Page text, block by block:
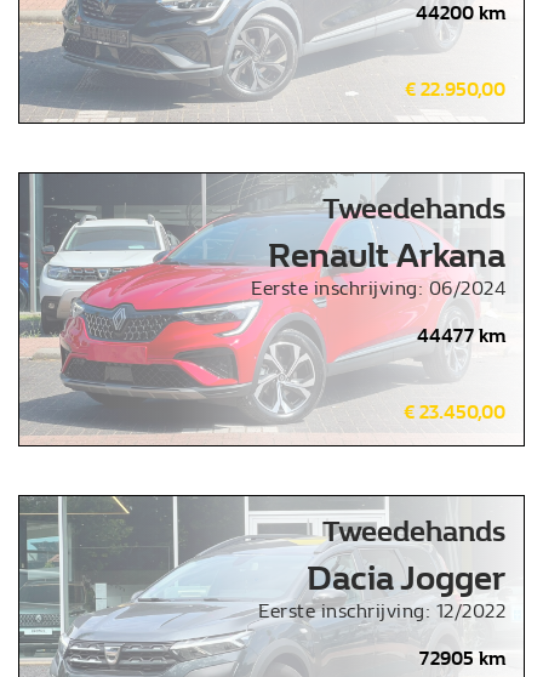
44200 km
€ 22.950,00
Tweedehands
Renault Arkana
Eerste inschrijving: 06/2024
44477 km
€ 23.450,00
Tweedehands
Dacia Jogger
Eerste inschrijving: 12/2022
72905 km